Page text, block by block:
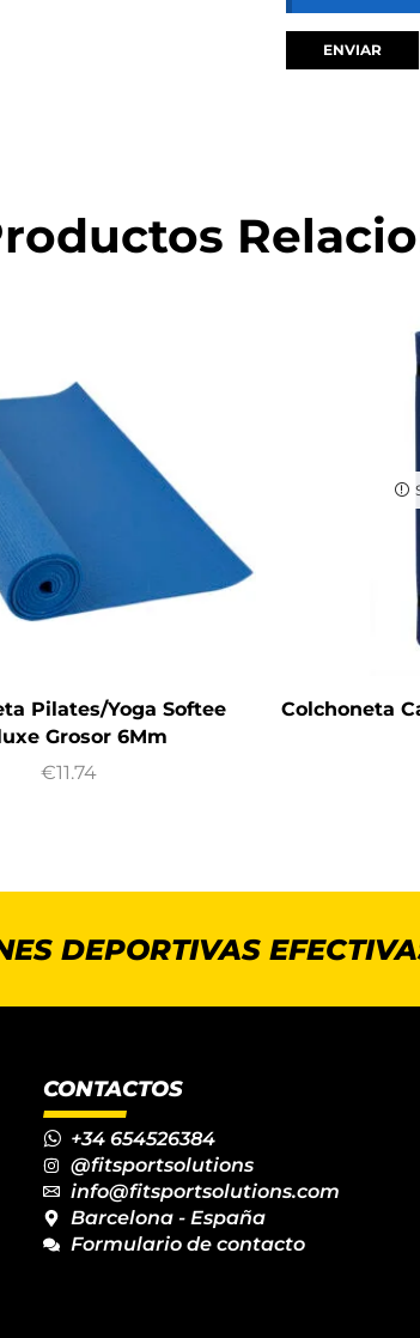
Pilates/Yoga Softee
Grosor 6Mm
€11.74
Colchoneta
DEPORTIVAS
CONTACTOS
+34 654526384
@fitsportsolutions
info@fitsportsolutions.com
Barcelona - España
Formulario de contacto